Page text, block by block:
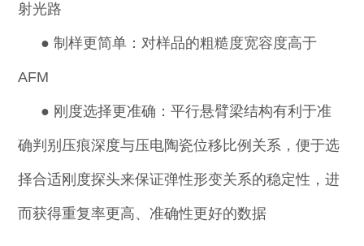
射光路
●制样更简单：对样品的粗糙度宽容度高于
AFM
● 刚度选择更准确：平行悬臂梁结构有利于准
确判别压痕深度与压电陶瓷位移比例关系，便于选
择合适刚度探头来保证弹性形变关系的稳定性，进
而获得重复率更高、准确性更好的数据